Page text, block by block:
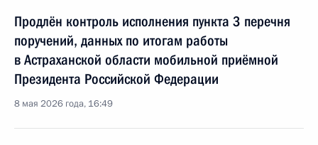
Продлён контроль исполнения пункта 3 перечня
поручений, данных по итогам работы
в Астраханской области мобильной приёмной
Президента Российской Федерации
8 мая 2026 года, 16:49